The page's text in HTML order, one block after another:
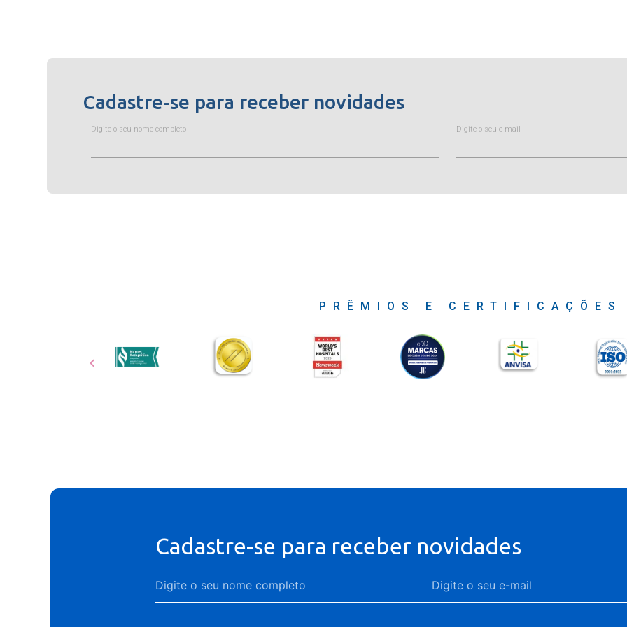
Cadastre-se para receber novidades
Digite o seu nome completo Digite o seu e-mail
PRÊMIOS E CERTIFICAÇÕES
Cadastre-se para receber novidades